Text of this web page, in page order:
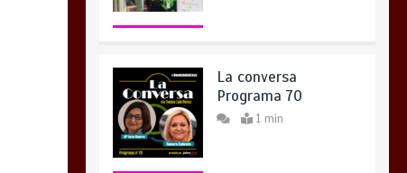
La conversa
Programa 70
1 min